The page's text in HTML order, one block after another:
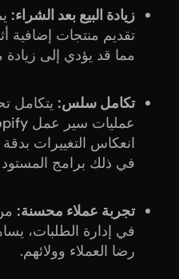
زيادة البيع بعد الشراء:
تقديم منتجات إضافية
مما قد يؤدي إلى
تكامل سلس: يتكامل
انعكاس التغييرات
في ذلك برامج
تجربة عملاء محسنة:
في إدارة الطلبات،
رضا العملاء وولائهم.